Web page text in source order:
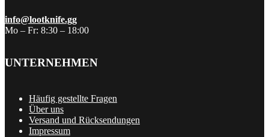
info@lootknife.gg
Mo – Fr: 8:30 – 18:00
UNTERNEHMEN
Häufig gestellte Fragen
Über uns
Versand und Rücksendungen
Impressum